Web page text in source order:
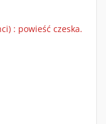
: powieść czeska.